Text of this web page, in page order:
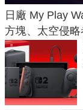
日廠 My Play
方塊、太空侵